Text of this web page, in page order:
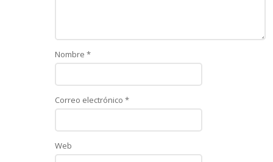
Nombre*
Correo electrónico*
Web